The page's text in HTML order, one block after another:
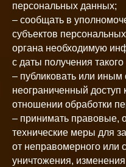
персональных данных;
– сообщать в
субъектов
органа необходимую
с даты получения такого
– публиковать или иным
неограниченный доступ
отношении обработки
– принимать правовые,
технические меры для
от неправомерного или
уничтожения,